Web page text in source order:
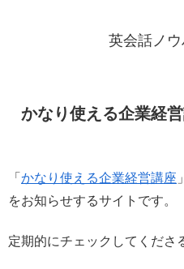
英会話ノ
かなり使える企業経
「 かなり使える企業経営講座
をお知らせするサイトです。
定期的にチェックしてくださ